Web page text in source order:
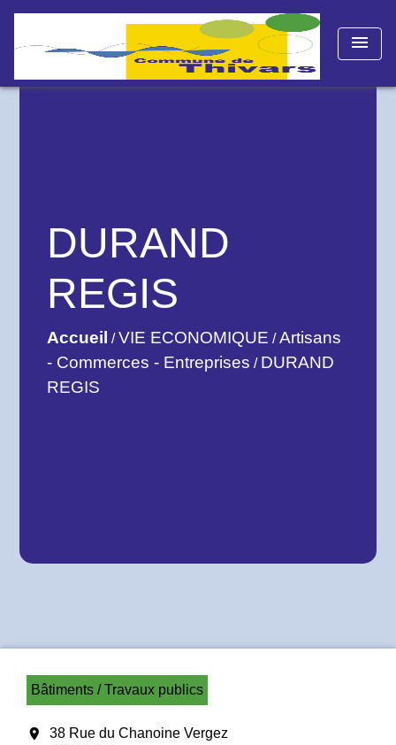
menu
DURAND
REGIS
Accueil /VIE ECONOMIQUE /Artisans
- Commerces - Entreprises / DURAND
REGIS
Bâtiments / Travaux publics
location_on
38 Rue du Chanoine Vergez